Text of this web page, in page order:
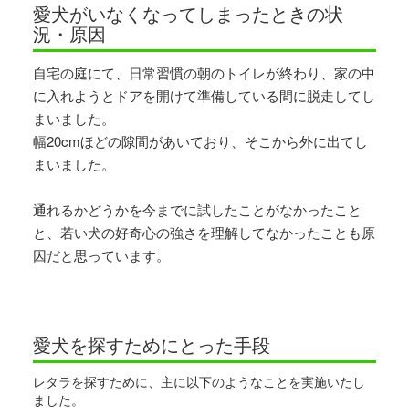
愛犬がいなくなってしまったときの状
況・原因
自宅の庭にて、日常習慣の朝のトイレが終わり、家の中
に入れようとドアを開けて準備している間に脱走してし
まいました。
幅20cmほどの隙間があいており、そこから外に出てし
まいました。
通れるかどうかを今までに試したことがなかったこと
と、若い犬の好奇心の強さを理解してなかったことも原
因だと思っています。
愛犬を探すためにとった手段
レタラを探すために、主に以下のようなことを実施いたし
ました。